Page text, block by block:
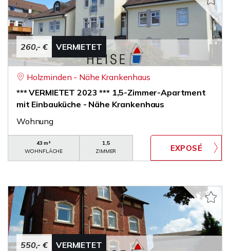
260,- € VERMIETET
Holzminden - Nähe Krankenhaus
*** VERMIETET 2023 *** 1,5-Zimmer-Apartment
mit Einbauküche - Nähe Krankenhaus
Wohnung
43 m²
WOHNFLÄCHE
1,5
ZIMMER
550,- € VERMIETET